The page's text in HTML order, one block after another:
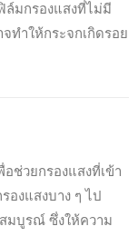
ล์มกรองแสงที่ไม่มี
ทำให้กระจกเกิดรอย
ช่วยกรองแสงที่เข้า
องแสงบาง ๆ ไป
มบูรณ์ ซึ่งให้ความ